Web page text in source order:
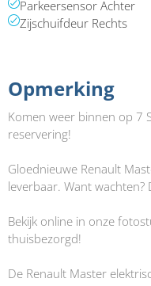
Parkeersensor Achter
Zijschuifdeur Rechts
Opmerking​
Komen weer binnen op 7
reservering!
Gloednieuwe Renault
leverbaar. Want
Bekijk online in onze
thuisbezorgd!
De Renault Master